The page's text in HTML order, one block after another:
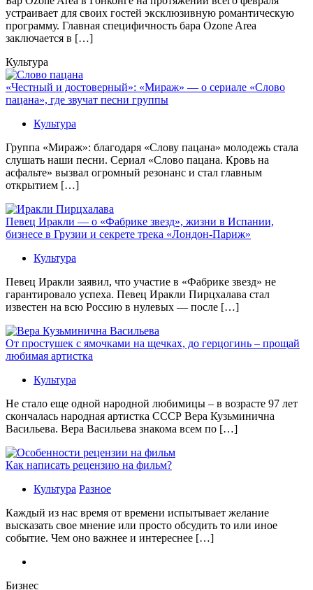
устраивает для своих гостей эксклюзивную романтическую
программу. Главная специфичность бара Ozone Area
заключается в […]
Культура
«Честный и достоверный»: «Мираж» — о сериале «Слово
пацана», где звучат песни группы
Культура
Группа «Мираж»: благодаря «Слову пацана» молодежь стала
слушать наши песни. Сериал «Слово пацана. Кровь на
асфальте» вызвал огромный резонанс и стал главным
открытием […]
Певец Иракли — о «Фабрике звезд», жизни в Испании,
бизнесе в Грузии и секрете трека «Лондон-Париж»
Культура
Певец Иракли заявил, что участие в «Фабрике звезд» не
гарантировало успеха. Певец Иракли Пирцхалава стал
известен на всю Россию в нулевых — после […]
От простушек с ямочками на щечках, до герцогинь – прощай
любимая артистка
Культура
Не стало еще одной народной любимицы – в возрасте 97 лет
скончалась народная артистка СССР Вера Кузьминична
Васильева. Вера Васильева знакома всем по […]
Как написать рецензию на фильм?
Культура Разное
Каждый из нас время от времени испытывает желание
высказать свое мнение или просто обсудить то или иное
событие. Чем оно важнее и интереснее […]
Бизнес